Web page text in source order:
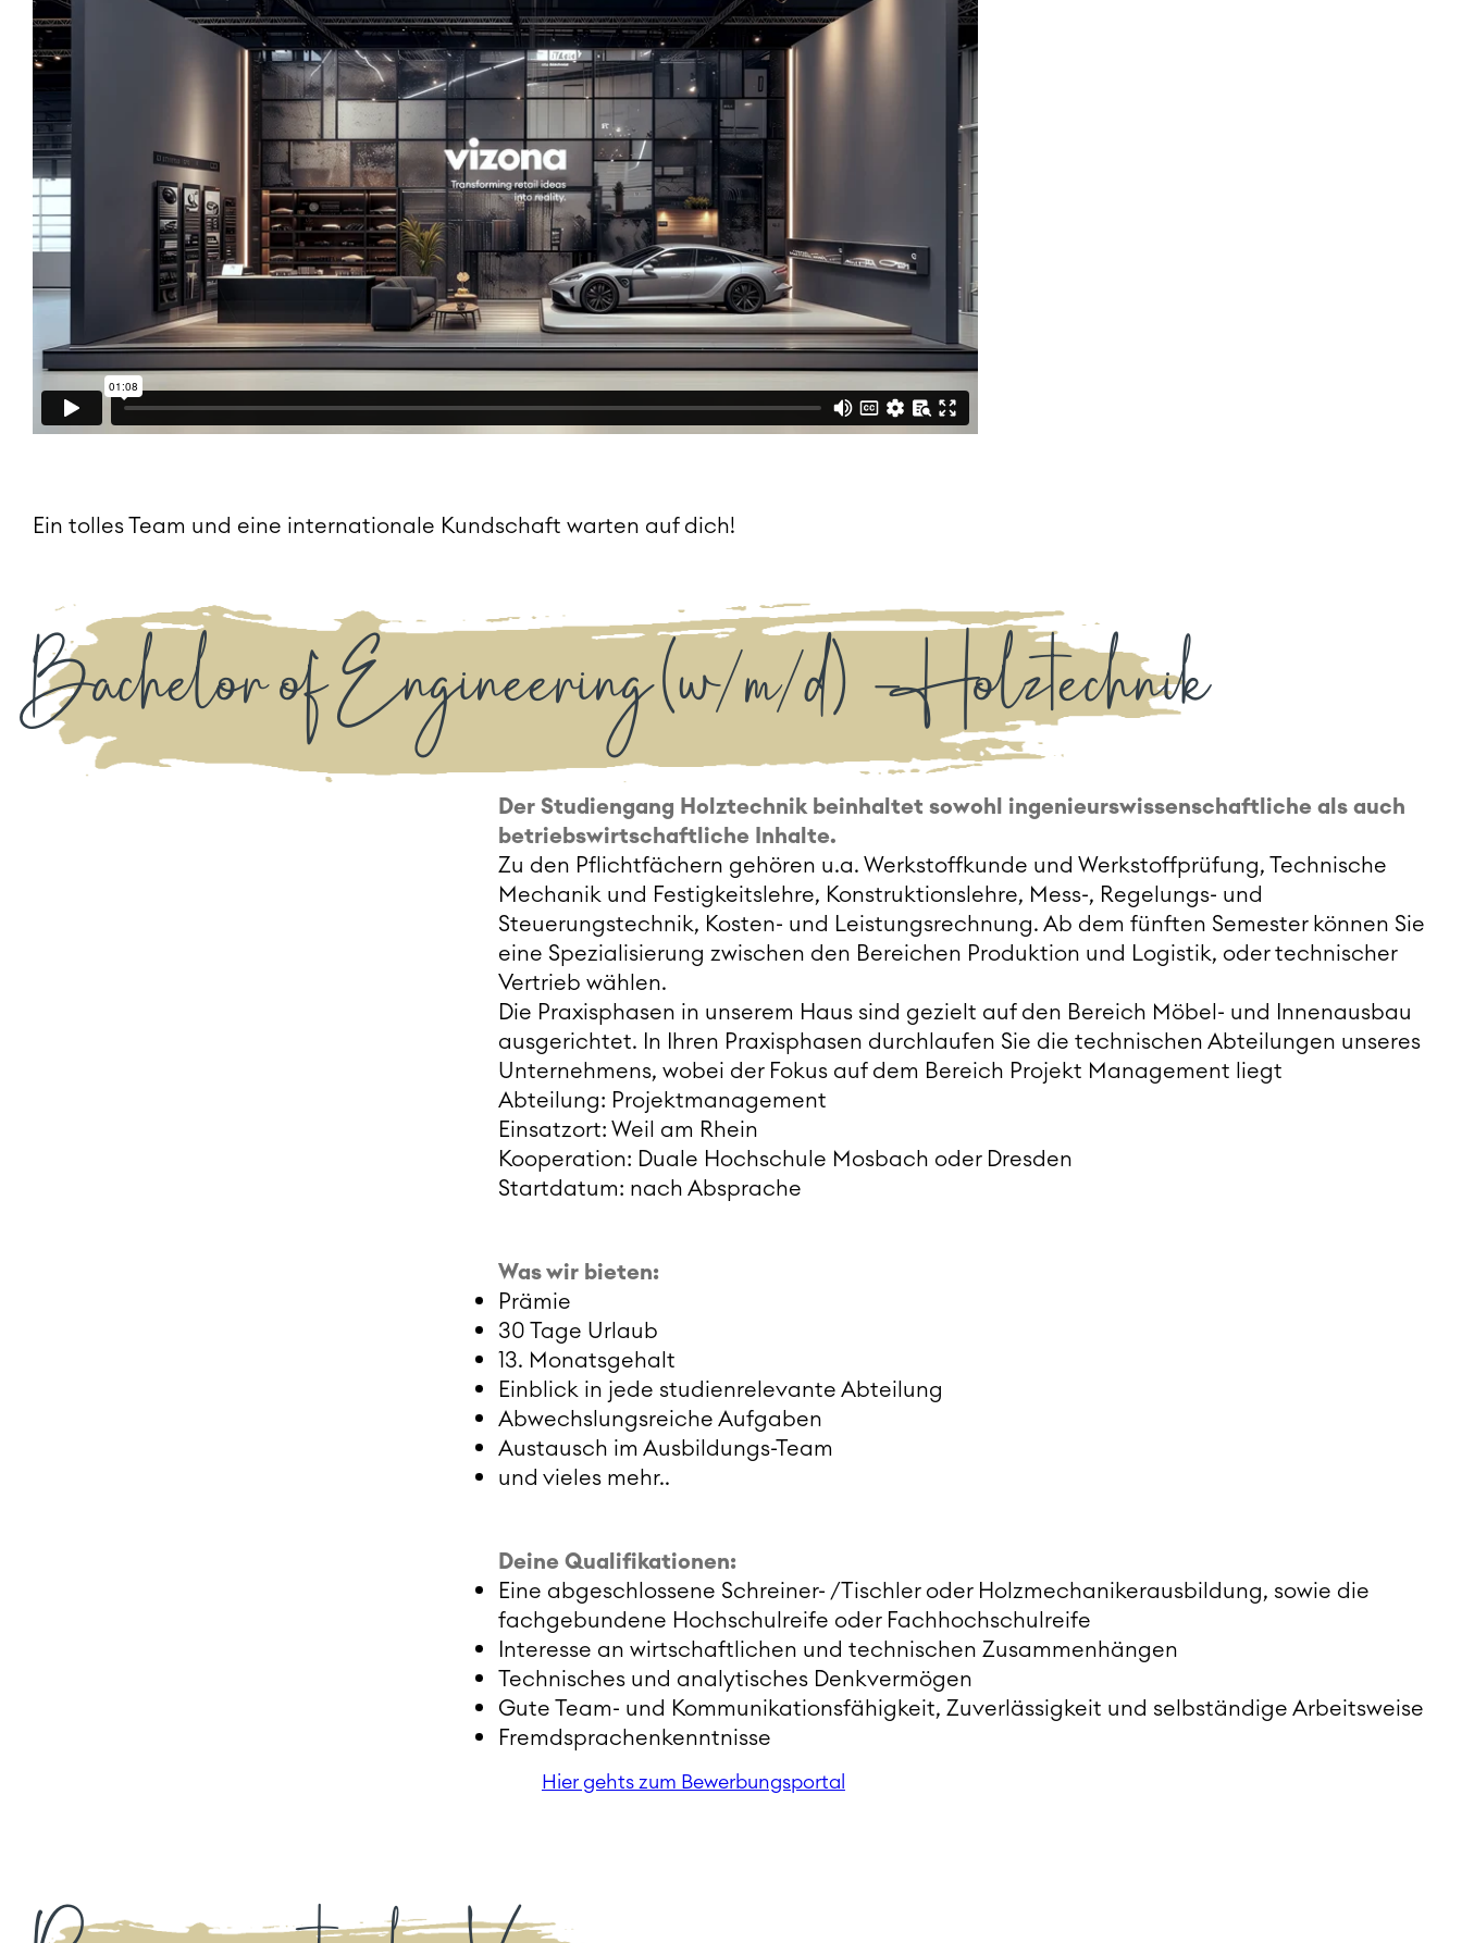
Ein tolles Team und eine internationale Kundschaft warten auf dich!
Bachelor of Engineering (w/m/d) – Holztechnik
Der Studiengang Holztechnik beinhaltet sowohl ingenieurswissenschaftliche als auch
betriebswirtschaftliche Inhalte.
Zu den Pflichtfächern gehören u.a. Werkstoffkunde und Werkstoffprüfung, Technische
Mechanik und Festigkeitslehre, Konstruktionslehre, Mess-, Regelungs- und
Steuerungstechnik, Kosten- und Leistungsrechnung. Ab dem fünften Semester können Sie
eine Spezialisierung zwischen den Bereichen Produktion und Logistik, oder technischer
Vertrieb wählen.
Die Praxisphasen in unserem Haus sind gezielt auf den Bereich Möbel- und Innenausbau
ausgerichtet. In Ihren Praxisphasen durchlaufen Sie die technischen Abteilungen unseres
Unternehmens, wobei der Fokus auf dem Bereich Projekt Management liegt
Abteilung: Projektmanagement
Einsatzort: Weil am Rhein
Kooperation: Duale Hochschule Mosbach oder Dresden
Startdatum: nach Absprache
Was wir bieten:
Prämie
30 Tage Urlaub
13. Monatsgehalt
Einblick in jede studienrelevante Abteilung
Abwechslungsreiche Aufgaben
Austausch im Ausbildungs-Team
und vieles mehr..
Deine Qualifikationen:
Eine abgeschlossene Schreiner- /Tischler oder Holzmechanikerausbildung, sowie die
fachgebundene Hochschulreife oder Fachhochschulreife
Interesse an wirtschaftlichen und technischen Zusammenhängen
Technisches und analytisches Denkvermögen
Gute Team- und Kommunikationsfähigkeit, Zuverlässigkeit und selbständige Arbeitsweise
Fremdsprachenkenntnisse
Hier gehts zum Bewerbungsportal